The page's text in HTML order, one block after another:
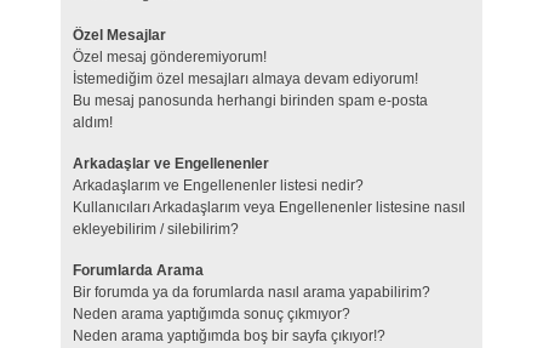
Özel Mesajlar
Özel mesaj gönderemiyorum!
İstemediğim özel mesajları almaya devam ediyorum!
Bu mesaj panosunda herhangi birinden spam e-posta
aldım!
Arkadaşlar ve Engellenenler
Arkadaşlarım ve Engellenenler listesi nedir?
Kullanıcıları Arkadaşlarım veya Engellenenler listesine nasıl
ekleyebilirim / silebilirim?
Forumlarda Arama
Bir forumda ya da forumlarda nasıl arama yapabilirim?
Neden arama yaptığımda sonuç çıkmıyor?
Neden arama yaptığımda boş bir sayfa çıkıyor!?